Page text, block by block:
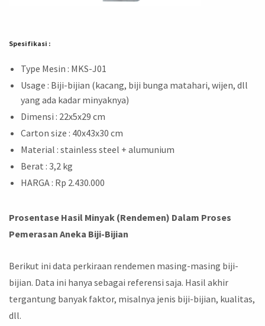
Spesifikasi :
Type Mesin : MKS-J01
Usage : Biji-bijian (kacang, biji bunga matahari, wijen, dll
yang ada kadar minyaknya)
Dimensi : 22x5x29 cm
Carton size : 40x43x30 cm
Material : stainless steel + alumunium
Berat : 3,2 kg
HARGA : Rp 2.430.000
Prosentase Hasil Minyak (Rendemen) Dalam Proses
Pemerasan Aneka Biji-Bijian
Berikut ini data perkiraan rendemen masing-masing biji-
bijian. Data ini hanya sebagai referensi saja. Hasil akhir
tergantung banyak faktor, misalnya jenis biji-bijian, kualitas,
dll.